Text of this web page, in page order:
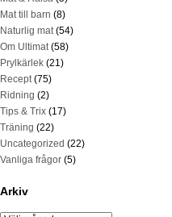
Mat till barn (8)
Naturlig mat(54)
Om Ultimat(58)
Prylkärlek (21)
Recept(75)
Ridning (2)
Tips & Trix (17)
Träning (22)
Uncategorized (22)
Vanliga frågor (5)
Arkiv